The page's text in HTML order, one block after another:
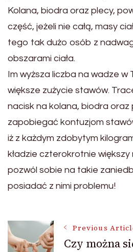
Kolana, biodra oraz plecy,
część, jeżeli nie całą, masy
tego tak dużo osób z
obszarami ciała.
Im wyższa liczba na wadze w
większe zużycie stawów.
nacisk na kolana, biodra oraz
zapobiegać kontuzjom
iż z każdym zdobytym
kładzie czterokrotnie większy
pozwól sobie na takie
posiadać z nimi problemu!
Post
Previous
Czy można